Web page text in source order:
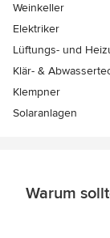
Weinkeller
Elektriker
Lüftungs- und
Klär- &
Klempner
Solaranlagen
Warum